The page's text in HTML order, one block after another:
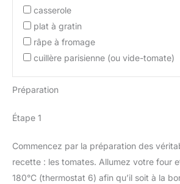
casserole
plat à gratin
râpe à fromage
cuillère parisienne (ou vide-tomate)
Préparation
Étape 1
Commencez par la préparation des
recette : les tomates. Allumez votre four
180°C (thermostat 6) afin qu’il soit à la